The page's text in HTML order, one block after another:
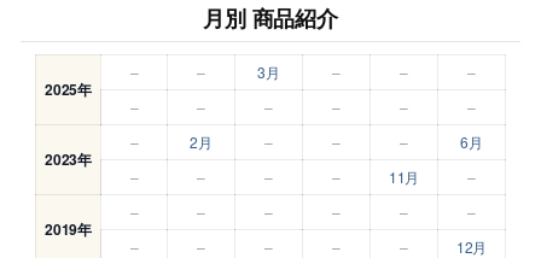
月別 商品紹介
2025年
– – 3月 – –
–
–
– – – – –
2023年
– 2月 – – –
6月
–
– – – 11月 –
2019年
– – – – –
–
–
– – – – 12月